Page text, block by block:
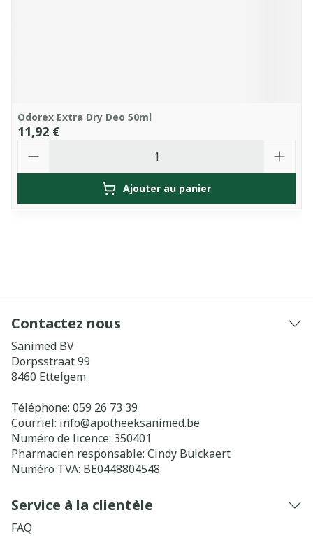
Odorex Extra Dry Deo 50ml
11,92 €
Ajouter au panier
Contactez nous
Sanimed BV
Dorpsstraat 99
8460 Ettelgem
Téléphone: 059 26 73 39
Courriel: info@apotheeksanimed.be
Numéro de licence: 350401
Pharmacien responsable: Cindy Bulckaert
Numéro TVA: BE0448804548
Service à la clientèle
FAQ